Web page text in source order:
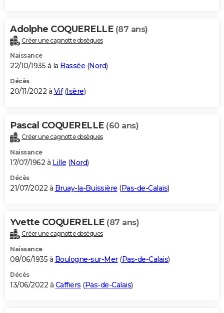
Adolphe COQUERELLE (87 ans)
Créer une cagnotte obsèques
Naissance
22/10/1935 à la Bassée (Nord)
Décès
20/11/2022 à Vif(Isère)
Pascal COQUERELLE (60 ans)
Créer une cagnotte obsèques
Naissance
17/07/1962 à Lille (Nord)
Décès
21/07/2022 à Bruay-la-Buissière (Pas-de-Calais)
Yvette COQUERELLE (87 ans)
Créer une cagnotte obsèques
Naissance
08/06/1935 à Boulogne-sur-Mer(Pas-de-Calais)
Décès
13/06/2022 à Caffiers (Pas-de-Calais)